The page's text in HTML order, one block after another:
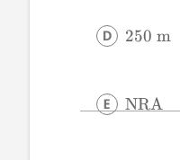
250 m
NRA